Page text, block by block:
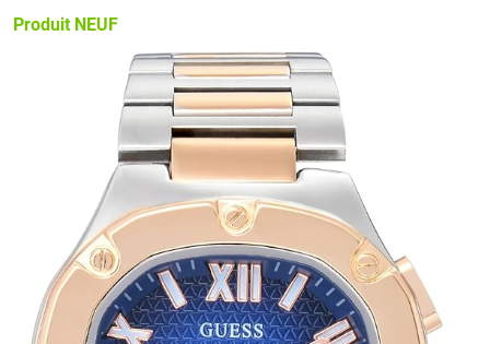
Produit NEUF